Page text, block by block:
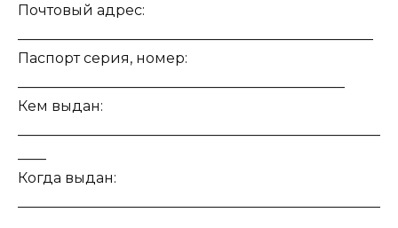
Почтовый адрес:
Паспорт серия, номер:
Кем выдан:
Когда выдан: